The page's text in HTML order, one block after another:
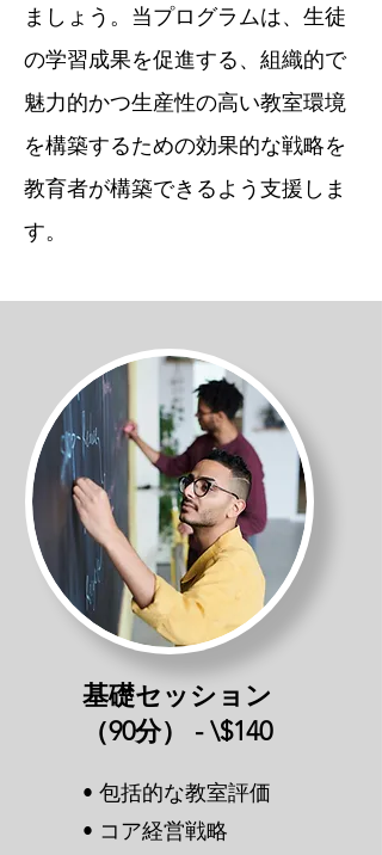
ましょう。当プログラムは、生徒
の学習成果を促進する、組織的で
魅力的かつ生産性の高い教室環境
を構築するための効果的な戦略を
教育者が構築できるよう支援しま
す。
基礎セッション
（90分） - \$140
• 包括的な教室評価
• コア経営戦略